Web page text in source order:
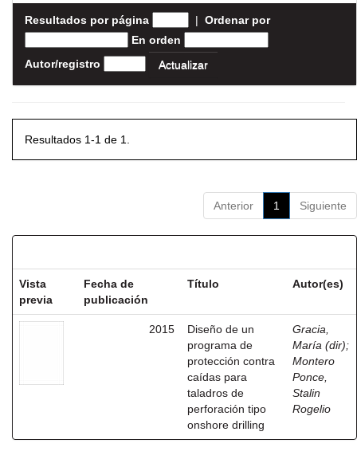
Resultados por página | Ordenar por
En orden
Autor/registro
Resultados 1-1 de 1.
Anterior 1 Siguiente
Vista
previa
Fecha de
publicación
Título Autor(es)
2015
Diseño de un
programa de
protección contra
caídas para
taladros de
perforación tipo
onshore drilling
Gracia,
María (dir);
Montero
Ponce,
Stalin
Rogelio